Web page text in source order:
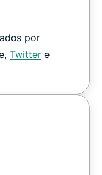
por
Twitter e